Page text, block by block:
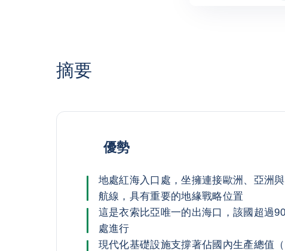
摘要
優勢
地處紅海入口處，坐擁連接歐洲、亞洲
航線，具有重要的地緣戰略位置
這是衣索比亞唯一的出海口，該國超過
處進行
現代化基礎設施支撐著佔國內生產總值